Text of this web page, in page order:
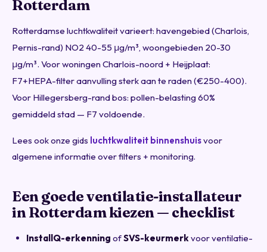
Rotterdam
Rotterdamse luchtkwaliteit varieert: havengebied (Charlois,
Pernis-rand) NO2 40-55 μg/m³, woongebieden 20-30
μg/m³. Voor woningen Charlois-noord + Heijplaat:
F7+HEPA-filter aanvulling sterk aan te raden (€250-400).
Voor Hillegersberg-rand bos: pollen-belasting 60%
gemiddeld stad — F7 voldoende.
Lees ook onze gids luchtkwaliteit binnenshuisvoor
algemene informatie over filters + monitoring.
Een goede ventilatie-installateur
in Rotterdam kiezen — checklist
InstallQ-erkenning ofSVS-keurmerkvoor ventilatie-